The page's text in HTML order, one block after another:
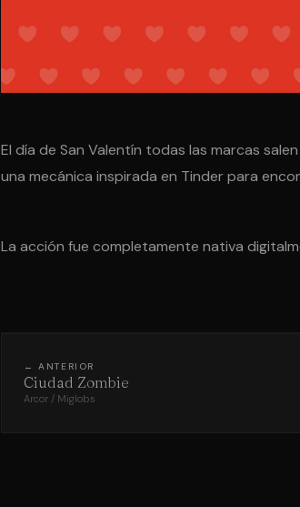
El día de San Valentín todas las marcas
una mecánica inspirada en Tinder para
La acción fue completamente nativa
← ANTERIOR
Ciudad Zombie
Arcor / Miglobs